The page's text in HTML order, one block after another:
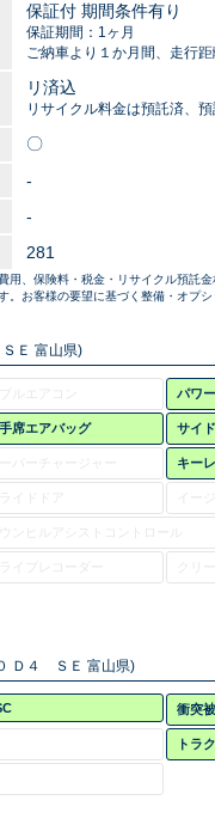
保証付 期間条件有り
保証期間：1ヶ月
ご納車より１か月間、走行
リ済込
リサイクル料金は預託済、
〇
-
-
281
、保険料・税金・リサイクル預託
。お客様の要望に基づく整備・オプ
Ｅ 富山県)
ルエアコン パワ
席エアバッグ サイ
キー
ライドドア
ウンヒルアシストコントロール
ライブレコーダー
Ｄ４ ＳＥ 富山県)
衝突
トラ